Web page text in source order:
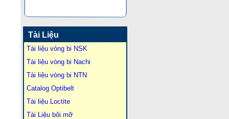
Tài Liệu
Tài liệu vòng bi NSK
Tài liệu vòng bi Nachi
Tài liệu vòng bi NTN
Catalog Optibelt
Tài liệu Loctite
Tài Liệu bôi mỡ